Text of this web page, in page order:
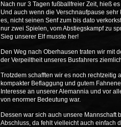
Nach nur 3 Tagen fußballfreier Zeit, hieß
Und auch wenn die Verschnaufpause
es, nicht seinen Senf zum bis dato
nur zwei Spielen, vom Abstiegskampf zu
Sieg unserer Elf musste her!
Den Weg nach Oberhausen traten wir mit
der Verpeiltheit unseres Busfahrers
Trotzdem schafften wir es noch rechtzeitig
kompakter Beflaggung und gutem
Interesse an unserer Alemannia und vor
von enormer Bedeutung war.
Dessen war sich auch unsere Mannschaft
Abschluss, da fehlt vielleicht auch einfach